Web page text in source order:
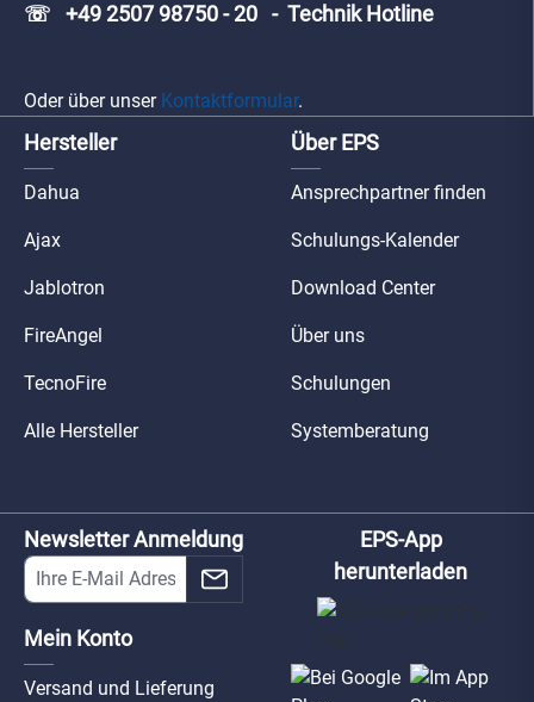
☏ +49 2507 98750 - 20 - Technik Hotline
Oder über unser Kontaktformular.
Hersteller
Dahua
Ajax
Jablotron
FireAngel
TecnoFire
Alle Hersteller
Über EPS
Ansprechpartner finden
Schulungs-Kalender
Download Center
Über uns
Schulungen
Systemberatung
Newsletter Anmeldung
Mein Konto
Versand und Lieferung
EPS-App
herunterladen